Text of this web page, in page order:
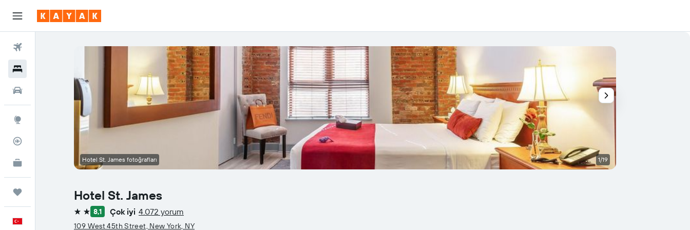
İşletmeler için KAYAK
Hotel St. James
2 yıldız8,1 Çok iyi 4.072 yorum
109 West 45th Street, New York, NY
Hotel St. James fotoğrafları 1/19